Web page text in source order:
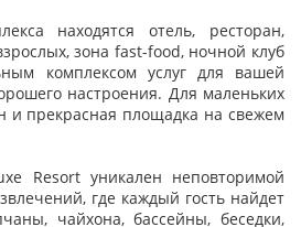
находятся отель, ресторан,
зона fast-food, ночной клуб
комплексом услуг для вашей
настроения. Для маленьких
и прекрасная площадка на свежем
Resort уникален неповторимой
где каждый гость найдет
чайхона, бассейны, беседки,